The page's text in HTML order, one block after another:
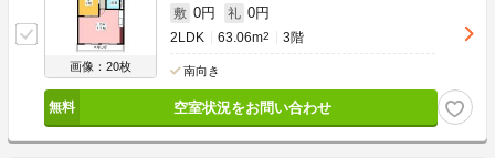
画像：20枚
敷 0円 礼 0円
2LDK 63.06m2 3階
南向き
空室状況をお問い合わせ